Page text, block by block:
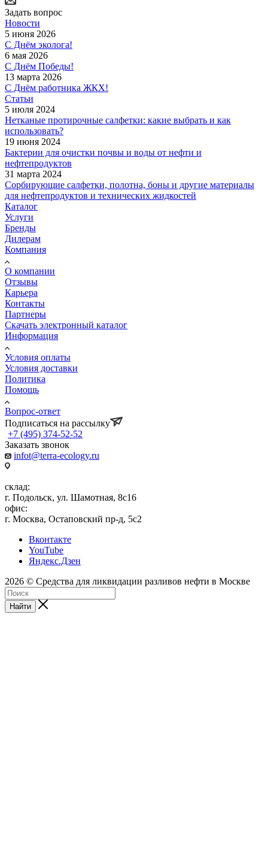
Задать вопрос
Новости
5 июня 2026
С Днём эколога!
6 мая 2026
С Днём Победы!
13 марта 2026
С Днём работника ЖКХ!
Статьи
5 июля 2024
Нетканые протирочные салфетки: какие выбрать и как
использовать?
19 июня 2024
Бактерии для очистки почвы и воды от нефти и
нефтепродуктов
31 марта 2024
Сорбирующие салфетки, полотна, боны и другие материалы
для нефтепродуктов и технических жидкостей
Каталог
Услуги
Бренды
Дилерам
Компания
О компании
Отзывы
Карьера
Контакты
Партнеры
Скачать электронный каталог
Информация
Условия оплаты
Условия доставки
Политика
Помощь
Вопрос-ответ
Подписаться на рассылку
+7 (495) 374-52-52
Заказать звонок
infot@terra-ecology.ru
склад:
г. Подольск, ул. Шамотная, 8с16
офис:
г. Москва, Остаповский пр-д, 5с2
Вконтакте
YouTube
Яндекс.Дзен
2026 © Средства для ликвидации разливов нефти в Москве
Найти